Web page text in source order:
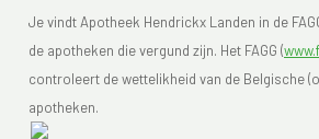
Je vindt Apotheek Hendrickx Landen in de
de apotheken die vergund zijn. Het FAGG (
controleert de wettelikheid van de Belgische
apotheken.